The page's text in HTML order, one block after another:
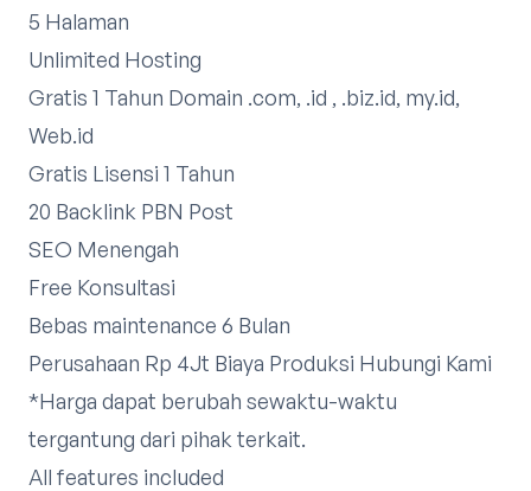
5 Halaman
Unlimited Hosting
Gratis 1 Tahun Domain .com, .id , .biz.id, my.id,
Web.id
Gratis Lisensi 1 Tahun
20 Backlink PBN Post
SEO Menengah
Free Konsultasi
Bebas maintenance 6 Bulan
Perusahaan Rp 4Jt Biaya Produksi Hubungi Kami
*Harga dapat berubah sewaktu-waktu
tergantung dari pihak terkait.​
All features included